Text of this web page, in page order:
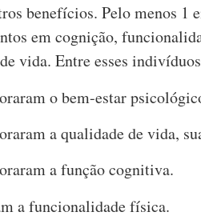
benefícios. Pelo menos 1
em cognição,
vida. Entre esses
o bem-estar
a qualidade de vida,
a função cognitiva.
a funcionalidade física.